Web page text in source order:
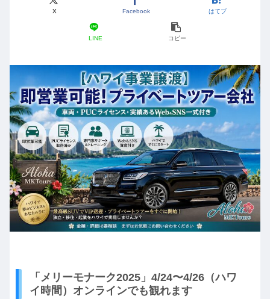
X Facebook はてブ
LINE コピー
「メリーモナーク2025」4/24〜4/26（ハワ
イ時間）オンラインでも観れます